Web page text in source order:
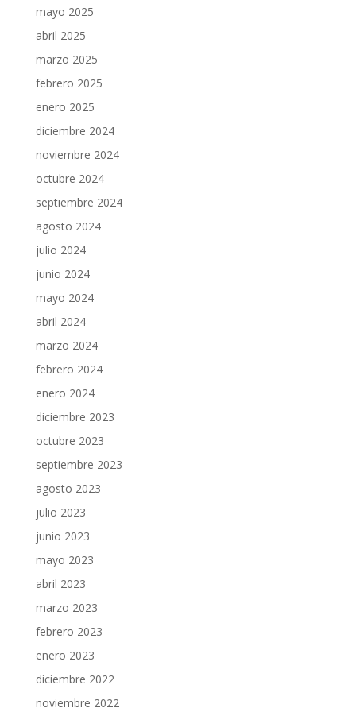
mayo 2025
abril 2025
marzo 2025
febrero 2025
enero 2025
diciembre 2024
noviembre 2024
octubre 2024
septiembre 2024
agosto 2024
julio 2024
junio 2024
mayo 2024
abril 2024
marzo 2024
febrero 2024
enero 2024
diciembre 2023
octubre 2023
septiembre 2023
agosto 2023
julio 2023
junio 2023
mayo 2023
abril 2023
marzo 2023
febrero 2023
enero 2023
diciembre 2022
noviembre 2022